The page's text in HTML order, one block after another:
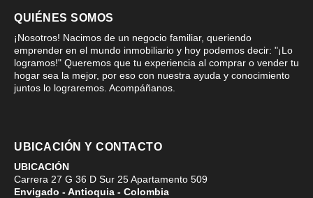
QUIÉNES SOMOS
¡Nosotros! Nacimos de un negocio familiar, queriendo
emprender en el mundo inmobiliario y hoy podemos decir: "¡Lo
logramos!" Queremos que tu experiencia al comprar o vender tu
hogar sea la mejor, por eso con nuestra ayuda y conocimiento
juntos lo lograremos. Acompáñanos.
UBICACIÓN Y CONTACTO
UBICACIÓN
Carrera 27 G 36 D Sur 25 Apartamento 509
Envigado - Antioquia - Colombia